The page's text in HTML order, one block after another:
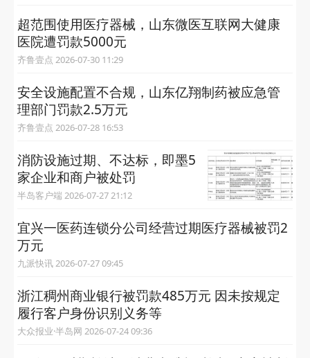
超范围使用医疗器械，山东微医互联网大健康
医院遭罚款5000元
齐鲁壹点 2026-07-30 11:29
安全设施配置不合规，山东亿翔制药被应急管
理部门罚款2.5万元
齐鲁壹点 2026-07-28 16:53
消防设施过期、不达标，即墨5
家企业和商户被处罚
半岛客户端 2026-07-27 21:12
宜兴一医药连锁分公司经营过期医疗器械被罚2
万元
九派快讯 2026-07-27 09:45
浙江稠州商业银行被罚款485万元 因未按规定
履行客户身份识别义务等
大众报业·半岛网 2026-07-24 09:36